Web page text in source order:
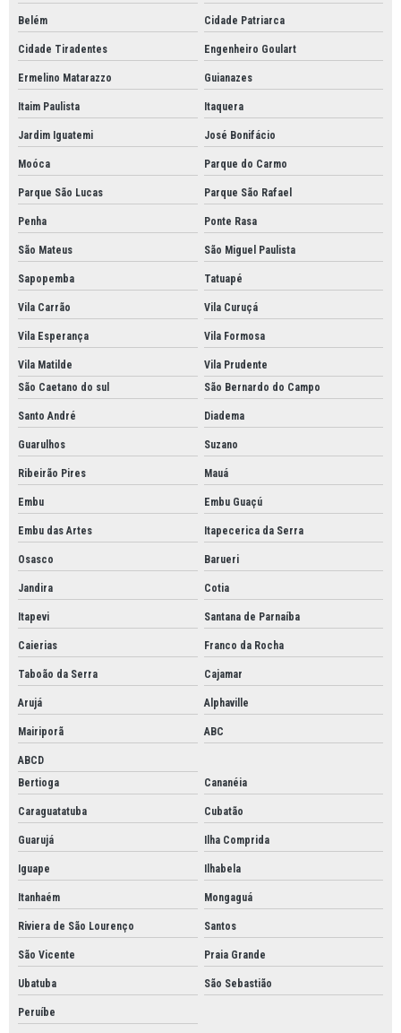
Belém Cidade Patriarca
Cidade Tiradentes Engenheiro Goulart
Ermelino Matarazzo Guianazes
Itaim Paulista Itaquera
Jardim Iguatemi José Bonifácio
Moóca Parque do Carmo
Parque São Lucas Parque São Rafael
Penha Ponte Rasa
São Mateus São Miguel Paulista
Sapopemba Tatuapé
Vila Carrão Vila Curuçá
Vila Esperança Vila Formosa
Vila Matilde
Vila Prudente
São Caetano do sul
São Bernardo do Campo
Santo André Diadema
Guarulhos Suzano
Ribeirão Pires Mauá
Embu Embu Guaçú
Embu das Artes Itapecerica da Serra
Osasco Barueri
Jandira Cotia
Itapevi Santana de Parnaíba
Caierias Franco da Rocha
Taboão da Serra Cajamar
Arujá Alphaville
Mairiporã ABC
ABCD
Bertioga
Cananéia
Caraguatatuba Cubatão
Guarujá Ilha Comprida
Iguape Ilhabela
Itanhaém Mongaguá
Riviera de São Lourenço Santos
São Vicente Praia Grande
Ubatuba São Sebastião
Peruíbe